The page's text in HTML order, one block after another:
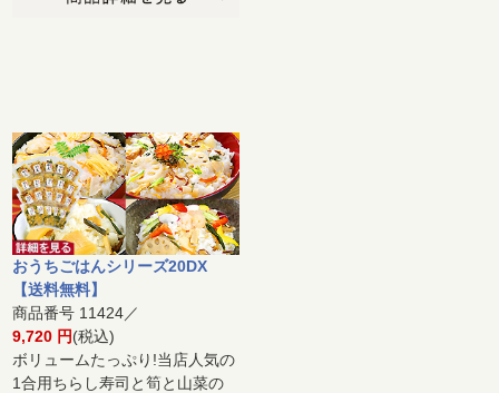
おうちごはんシリーズ20DX
【送料無料】
商品番号 11424／
9,720 円(税込)
ボリュームたっぷり!当店人気の
1合用ちらし寿司と筍と山菜の